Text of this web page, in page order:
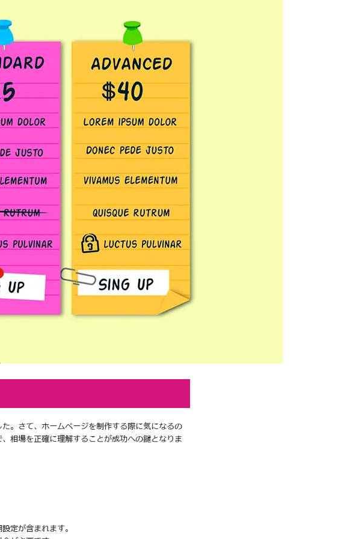
。さて、ホームページを制作する際に気になるの
相場を正確に理解することが成功への鍵となりま
定が含まれます。